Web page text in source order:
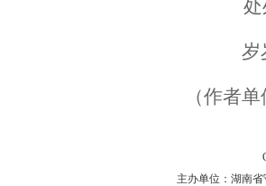
处
岁
（作者
主办单位：湖南省